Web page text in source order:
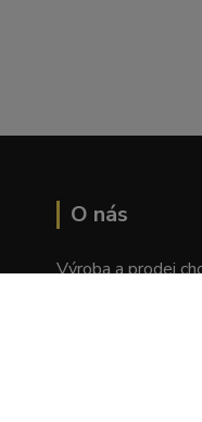
O nás
Výroba a prodej